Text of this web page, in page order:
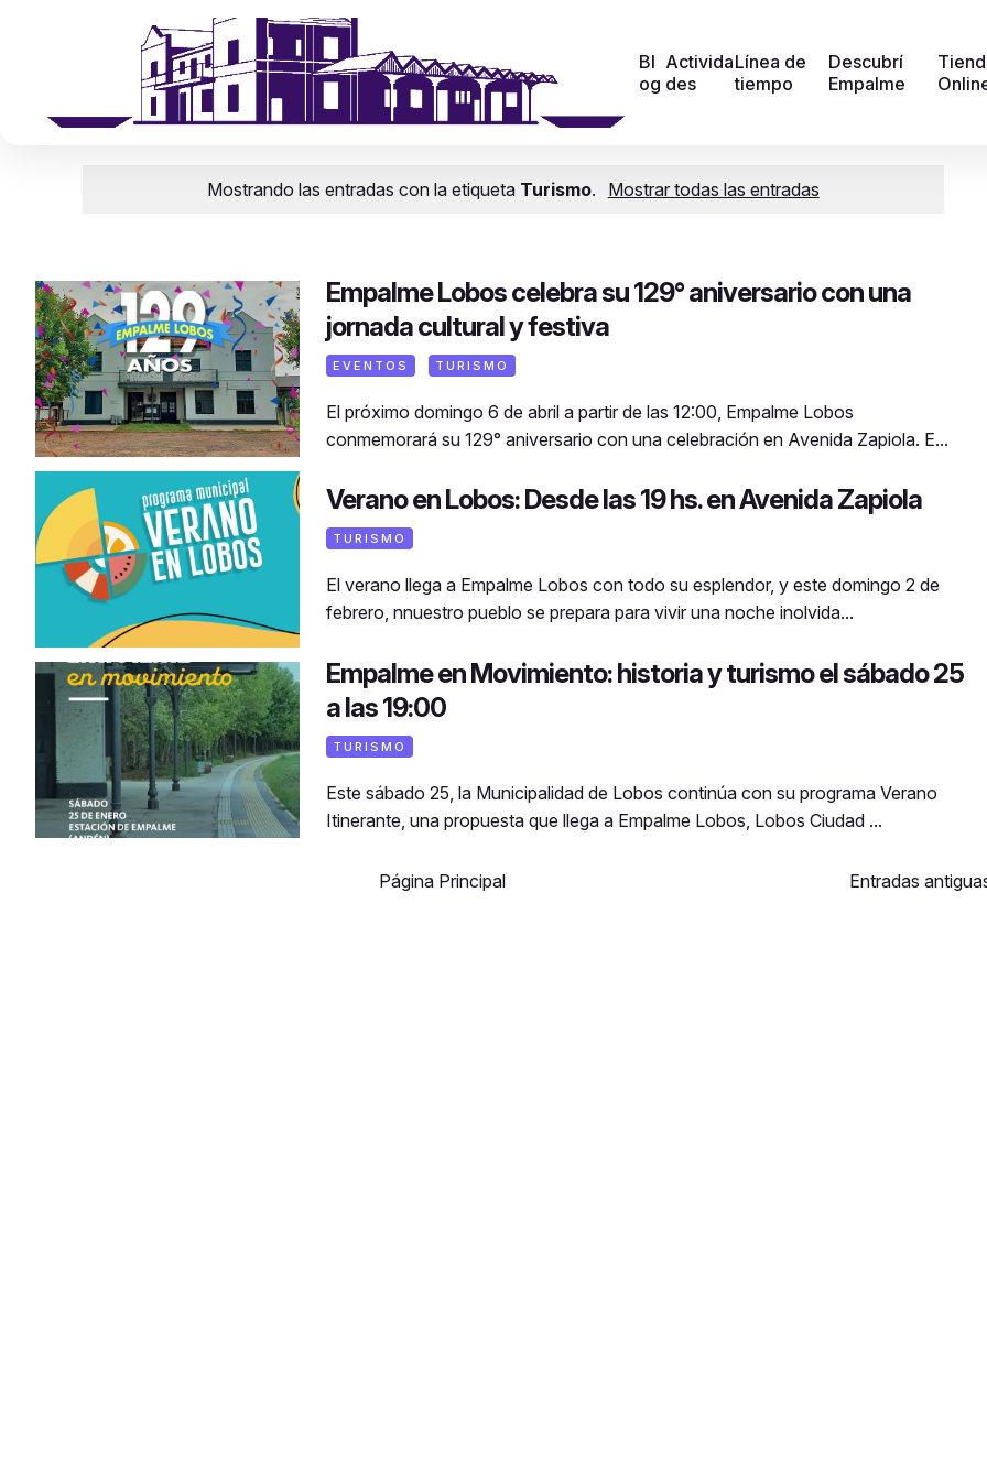
Bl
og
Activida
des
Línea de
tiempo
Descubrí
Empalme
Mostrando las entradas con la etiqueta Turismo. Mostrar todas las entradas
Empalme Lobos celebra su 129° aniversario con una
jornada cultural y festiva
EVENTOS TURISMO
El próximo domingo 6 de abril a partir de las 12:00, Empalme Lobos
conmemorará su 129° aniversario con una celebración en Avenida Zapiola. E...
Verano en Lobos: Desde las 19 hs. en Avenida Zapiola
TURISMO
El verano llega a Empalme Lobos con todo su esplendor, y este domingo 2 de
febrero, nnuestro pueblo se prepara para vivir una noche inolvida...
Empalme en Movimiento: historia y turismo el sábado 25
a las 19:00
TURISMO
Este sábado 25, la Municipalidad de Lobos continúa con su programa Verano
Itinerante, una propuesta que llega a Empalme Lobos, Lobos Ciudad ...
Entradas
Página Principal